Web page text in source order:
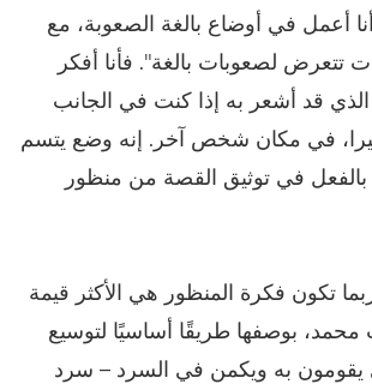
أعمل في أوضاع بالغة الصعوبة، مع
لصعوبات بالغة". فأنا أفكر
قد أشعر به إذا كنت في الجانب
في مكان شخص آخر. إنه وضع يتسم
بالفعل في توثيق القصة من منظور
تكون فكرة المنظور هي الأكثر قيمة
محمد، بوصفها طريقًا أساسيًا لتوسيع
يقومون به ويكمن في السرد – سرد